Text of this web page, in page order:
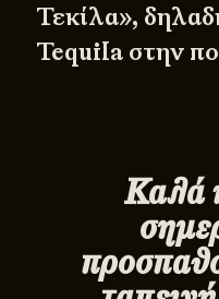
Τεκίλα»,
Tequila στην
Καλά